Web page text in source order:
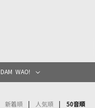
スト
DAM WAO!
新着順 人気順 50音順